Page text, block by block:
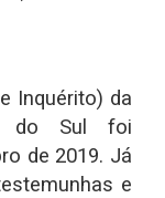
Inquérito) da
do Sul foi
de 2019. Já
e